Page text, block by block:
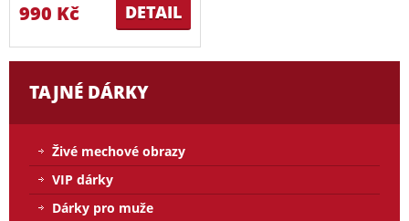
DETAIL
990 Kč
TAJNÉ DÁRKY
Živé mechové obrazy
VIP dárky
Dárky pro muže